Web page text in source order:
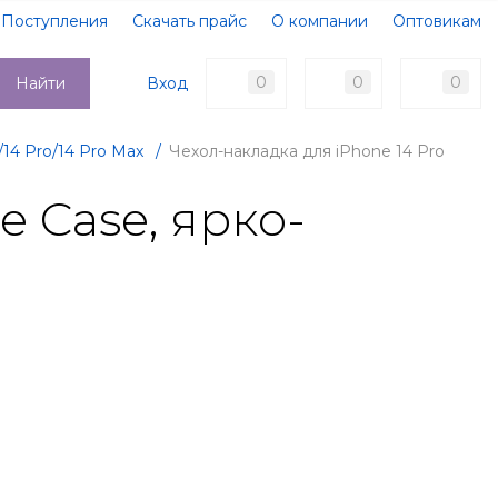
Поступления Скачать прайс О компании
Оптовикам
Доставка
Контакты
Вход 0 0 0
Найти
Pro/14 Pro Max / Чехол-накладка для iPhone 14 Pro
Case, ярко-